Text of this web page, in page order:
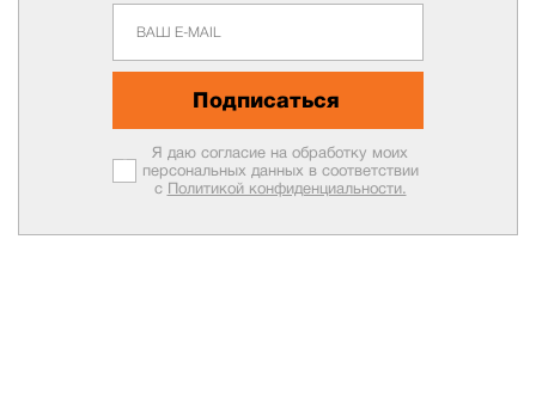
Подписаться
Я даю согласие на обработку моих
персональных данных в соответствии
с Политикой конфиденциальности.